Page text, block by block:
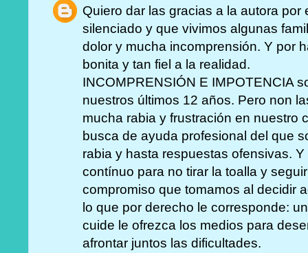
Quiero dar las gracias a la autora por
silenciado y que vivimos algunas
dolor y mucha incomprensión. Y por
bonita y tan fiel a la realidad.
INCOMPRENSIÓN E IMPOTENCIA
nuestros últimos 12 años. Pero non
mucha rabia y frustración en nuestro
busca de ayuda profesional del que
rabia y hasta respuestas ofensivas.
contínuo para no tirar la toalla y
compromiso que tomamos al decidir
lo que por derecho le corresponde:
cuide le ofrezca los medios para
afrontar juntos las dificultades.